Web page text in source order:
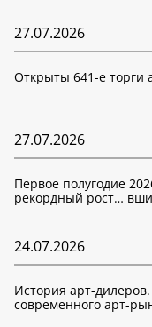
27.07.2026
Открыты 641-е торги
27.07.2026
Первое полугодие
рекордный рост…
24.07.2026
История арт-
современного арт-